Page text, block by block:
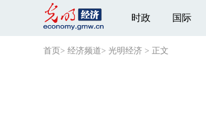
时政 国际
首页 > 经济频道> 光明经济 > 正文